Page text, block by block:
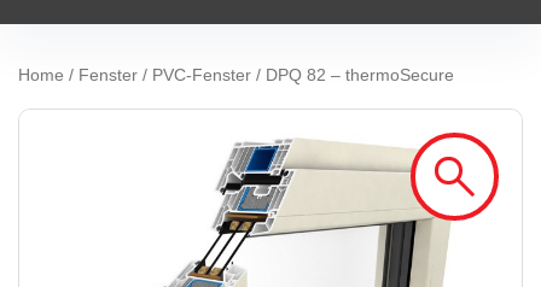
Home / Fenster / PVC-Fenster / DPQ 82 – thermoSecure